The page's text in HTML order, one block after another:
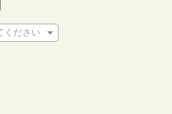
ください
い